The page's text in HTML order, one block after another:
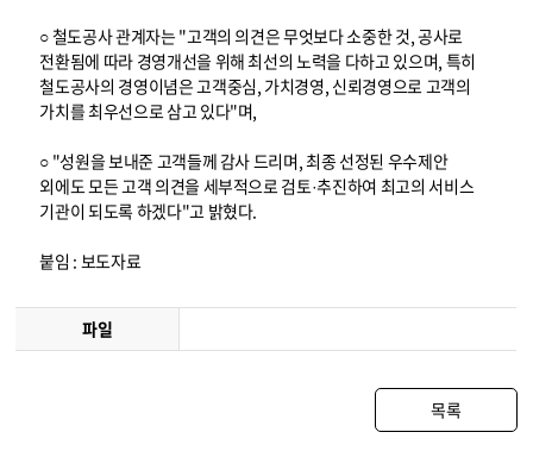
○ 철도공사 관계자는 "고객의 의견은 무엇보다 소중한 것, 공사로
전환됨에 따라 경영개선을 위해 최선의 노력을 다하고 있으며, 특히
철도공사의 경영이념은 고객중심, 가치경영, 신뢰경영으로 고객의
가치를 최우선으로 삼고 있다"며,
○ "성원을 보내준 고객들께 감사 드리며, 최종 선정된 우수제안
외에도 모든 고객 의견을 세부적으로 검토·추진하여 최고의 서비스
기관이 되도록 하겠다"고 밝혔다.
붙임 : 보도자료
파일
목록